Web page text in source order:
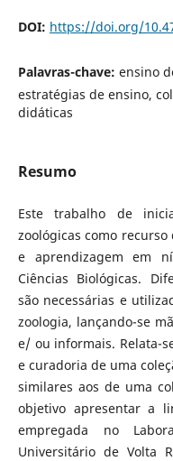
DOI: https://doi.org/
Palavras-chave: ensino
estratégias de ensino,
didáticas
Resumo
Este trabalho de
zoológicas como
e aprendizagem em
Ciências Biológicas.
são necessárias e
zoologia, lançando-se
e/ ou informais. Relata-
e curadoria de uma
similares aos de uma
objetivo apresentar a
empregada no
Universitário de Volta